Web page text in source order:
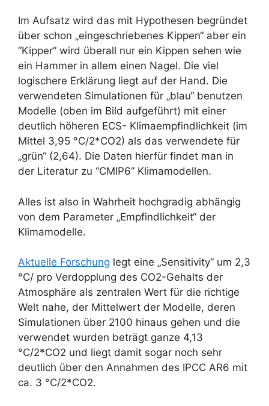
Im Aufsatz wird das mit Hypothesen begründet
über schon „eingeschriebenes Kippen“ aber ein
“Kipper” wird überall nur ein Kippen sehen wie
ein Hammer in allem einen Nagel. Die viel
logischere Erklärung liegt auf der Hand. Die
verwendeten Simulationen für „blau“ benutzen
Modelle (oben im Bild aufgeführt) mit einer
deutlich höheren ECS- Klimaempfindlichkeit (im
Mittel 3,95 °C/2*CO2) als das verwendete für
„grün“ (2,64). Die Daten hierfür findet man in
der Literatur zu “CMIP6” Klimamodellen.
Alles ist also in Wahrheit hochgradig abhängig
von dem Parameter „Empfindlichkeit“ der
Klimamodelle.
Aktuelle Forschung legt eine „Sensitivity“ um 2,3
°C/ pro Verdopplung des CO2-Gehalts der
Atmosphäre als zentralen Wert für die richtige
Welt nahe, der Mittelwert der Modelle, deren
Simulationen über 2100 hinaus gehen und die
verwendet wurden beträgt ganze 4,13
°C/2*CO2 und liegt damit sogar noch sehr
deutlich über den Annahmen des IPCC AR6 mit
ca. 3 °C/2*CO2.